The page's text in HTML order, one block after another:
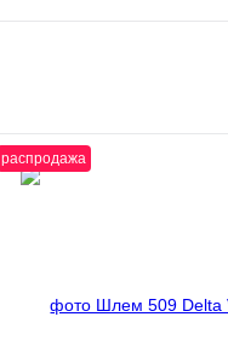
распродажа